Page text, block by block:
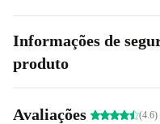
Informações de
produto
Avaliações (4.6)